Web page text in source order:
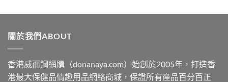
$329
關於我們ABOUT
香港威而鋼網購（donanaya.com）始創於2005年，打造香
港最大保健品情趣用品網絡商城，保證所有產品百分百正